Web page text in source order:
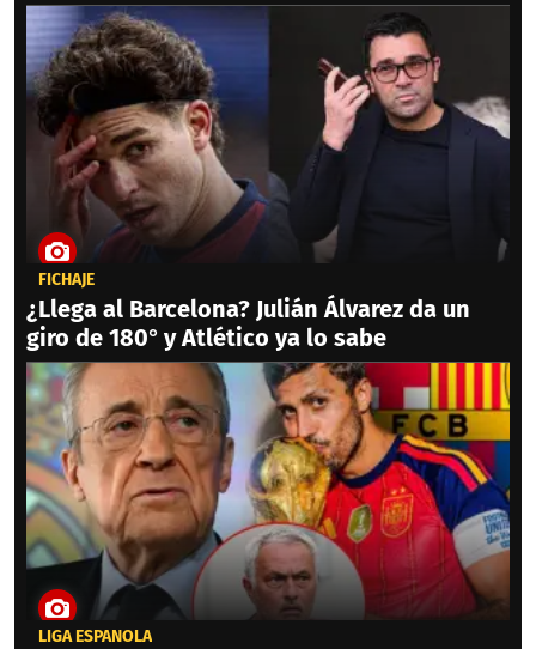
FICHAJE
¿Llega al Barcelona? Julián Álvarez da un
giro de 180° y Atlético ya lo sabe
LIGA ESPAÑOLA